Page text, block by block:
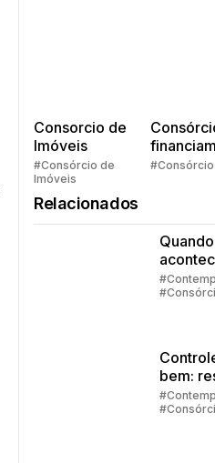
Consorcio de
Imóveis
#Consórcio de
Imóveis
Quem
#Consórcio
Relacionados
Quando
no
bem:
de